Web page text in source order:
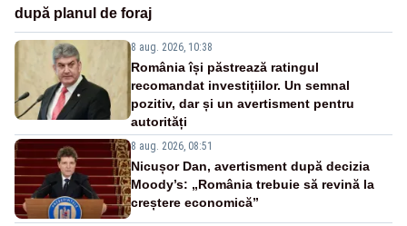
după planul de foraj
8 aug. 2026, 10:38
România își păstrează ratingul
recomandat investițiilor. Un semnal
pozitiv, dar și un avertisment pentru
autorități
8 aug. 2026, 08:51
Nicușor Dan, avertisment după decizia
Moody’s: „România trebuie să revină la
creștere economică”